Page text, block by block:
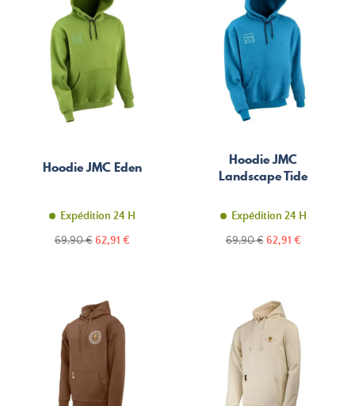
Hoodie JMC Eden
Expédition 24 H
Prix
69,90 € Prix
62,91 €
Hoodie JMC
Landscape Tide
Expédition 24 H
Prix
69,90 € Prix
62,91 €